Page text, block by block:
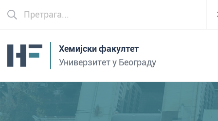
Хемијски факултет
Универзитет у Београду